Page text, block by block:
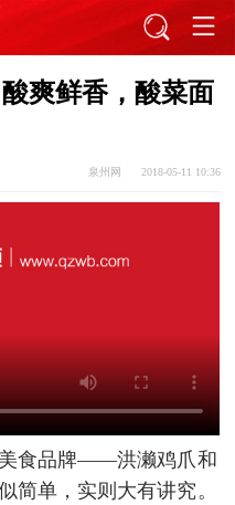
酸爽鲜香，酸菜面
泉州网 2018-05-11 10:36
食品牌——洪濑鸡爪和
简单，实则大有讲究。